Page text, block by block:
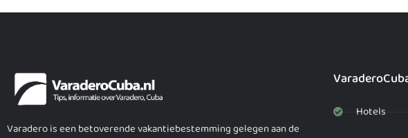
Varadero is een betoverende vakantiebestemming gelegen aan de
Hotels